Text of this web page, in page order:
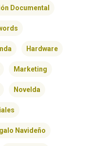
Documental
Hardware
Marketing
Novelda
Navideño